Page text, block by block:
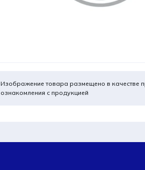
Изображение товара размещено в качестве
ознакомления с продукцией